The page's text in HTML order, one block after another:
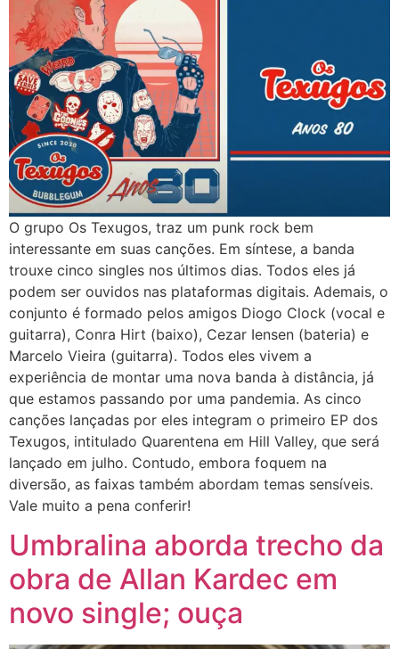
O grupo Os Texugos, traz um punk rock bem
interessante em suas canções. Em síntese, a banda
trouxe cinco singles nos últimos dias. Todos eles já
podem ser ouvidos nas plataformas digitais. Ademais, o
conjunto é formado pelos amigos Diogo Clock (vocal e
guitarra), Conra Hirt (baixo), Cezar Iensen (bateria) e
Marcelo Vieira (guitarra). Todos eles vivem a
experiência de montar uma nova banda à distância, já
que estamos passando por uma pandemia. As cinco
canções lançadas por eles integram o primeiro EP dos
Texugos, intitulado Quarentena em Hill Valley, que será
lançado em julho. Contudo, embora foquem na
diversão, as faixas também abordam temas sensíveis.
Vale muito a pena conferir!
Umbralina aborda trecho da
obra de Allan Kardec em
novo single; ouça